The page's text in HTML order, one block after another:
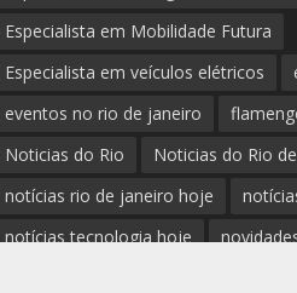
Especialista em Mobilidade Futura
Especialista em veículos elétricos
eventos no rio de janeiro
Noticias do Rio
Noticias do Rio
notícias rio de janeiro hoje
notícias tecnologia hoje